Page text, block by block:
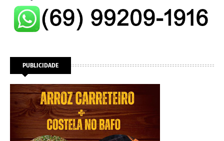
PUBLICIDADE